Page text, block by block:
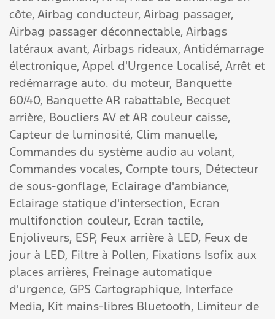
côte, Airbag conducteur, Airbag passager,
Airbag passager déconnectable, Airbags
latéraux avant, Airbags rideaux, Antidémarrage
électronique, Appel d'Urgence Localisé, Arrêt et
redémarrage auto. du moteur, Banquette
60/40, Banquette AR rabattable, Becquet
arrière, Boucliers AV et AR couleur caisse,
Capteur de luminosité, Clim manuelle,
Commandes du système audio au volant,
Commandes vocales, Compte tours, Détecteur
de sous-gonflage, Eclairage d'ambiance,
Eclairage statique d'intersection, Ecran
multifonction couleur, Ecran tactile,
Enjoliveurs, ESP, Feux arrière à LED, Feux de
jour à LED, Filtre à Pollen, Fixations Isofix aux
places arrières, Freinage automatique
d'urgence, GPS Cartographique, Interface
Media, Kit mains-libres Bluetooth, Limiteur de